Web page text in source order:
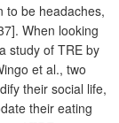
to be headaches,
When looking
study of TRE by
et al., two
their social life,
their eating